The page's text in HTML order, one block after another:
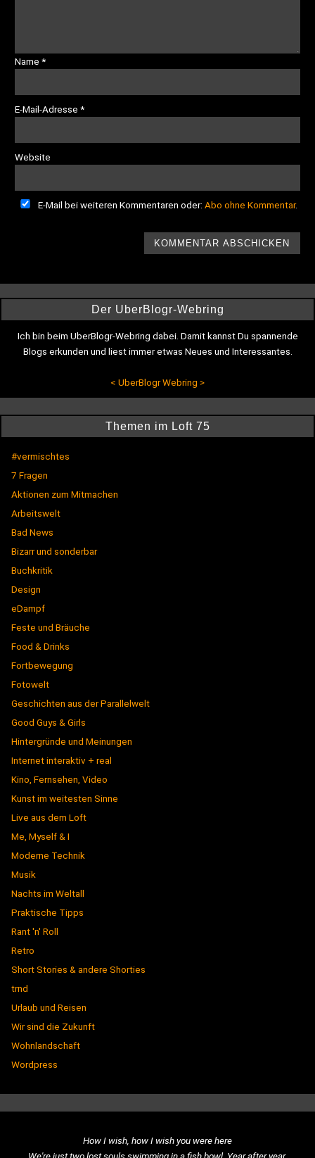
Name*
E-Mail-Adresse*
Website
E-Mail bei weiteren Kommentaren oder:Abo ohne Kommentar.
Der UberBlogr-Webring
Ich bin beim UberBlogr-Webring dabei. Damit kannst Du spannende
Blogs erkunden und liest immer etwas Neues und Interessantes.
< UberBlogr Webring >
Themen im Loft 75
#vermischtes
7 Fragen
Aktionen zum Mitmachen
Arbeitswelt
Bad News
Bizarr und sonderbar
Buchkritik
Design
eDampf
Feste und Bräuche
Food & Drinks
Fortbewegung
Fotowelt
Geschichten aus der Parallelwelt
Good Guys & Girls
Hintergründe und Meinungen
Internet interaktiv + real
Kino, Fernsehen, Video
Kunst im weitesten Sinne
Live aus dem Loft
Me, Myself & I
Moderne Technik
Musik
Nachts im Weltall
Praktische Tipps
Rant 'n' Roll
Retro
Short Stories & andere Shorties
trnd
Urlaub und Reisen
Wir sind die Zukunft
Wohnlandschaft
Wordpress
How I wish, how I wish you were here
We're just two lost souls swimming in a fish bowl. Year after year.